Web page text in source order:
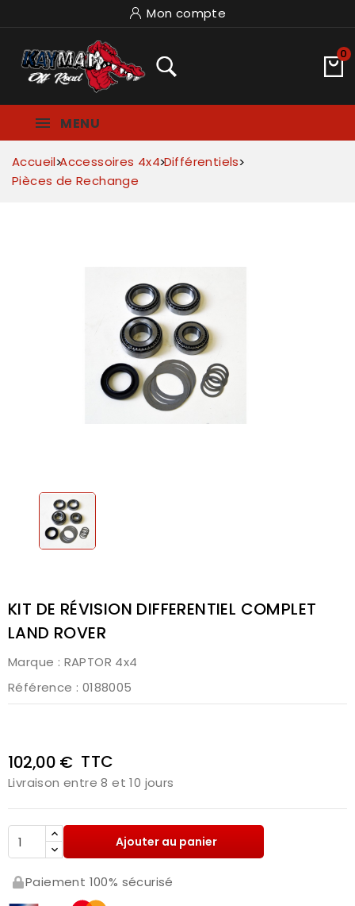
Mon compte
0
MENU
Accueil Accessoires 4x4 Différentiels
Pièces de Rechange
KIT DE RÉVISION DIFFERENTIEL COMPLET
LAND ROVER
Marque : RAPTOR 4x4
Référence : 0188005
102,00 € TTC
Livraison entre 8 et 10 jours
Ajouter au panier
Paiement 100% sécurisé